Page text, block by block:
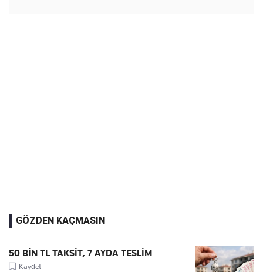
GÖZDEN KAÇMASIN
50 BİN TL TAKSİT, 7 AYDA TESLİM
Kaydet